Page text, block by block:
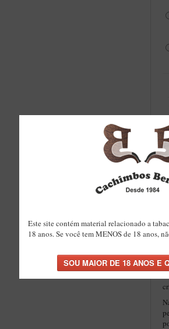
Este site contém material relacionado a
18 anos. Se você tem MENOS de 18 anos,